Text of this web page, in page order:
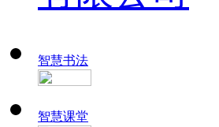
智慧书法
智慧课堂